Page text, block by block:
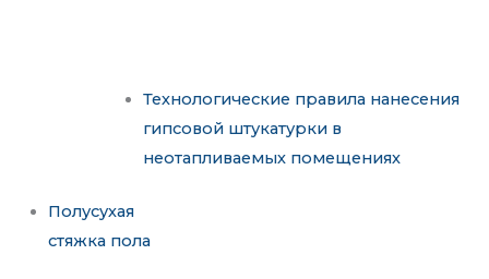
Технологические правила нанесения
гипсовой штукатурки в
неотапливаемых помещениях
Полусухая
стяжка пола